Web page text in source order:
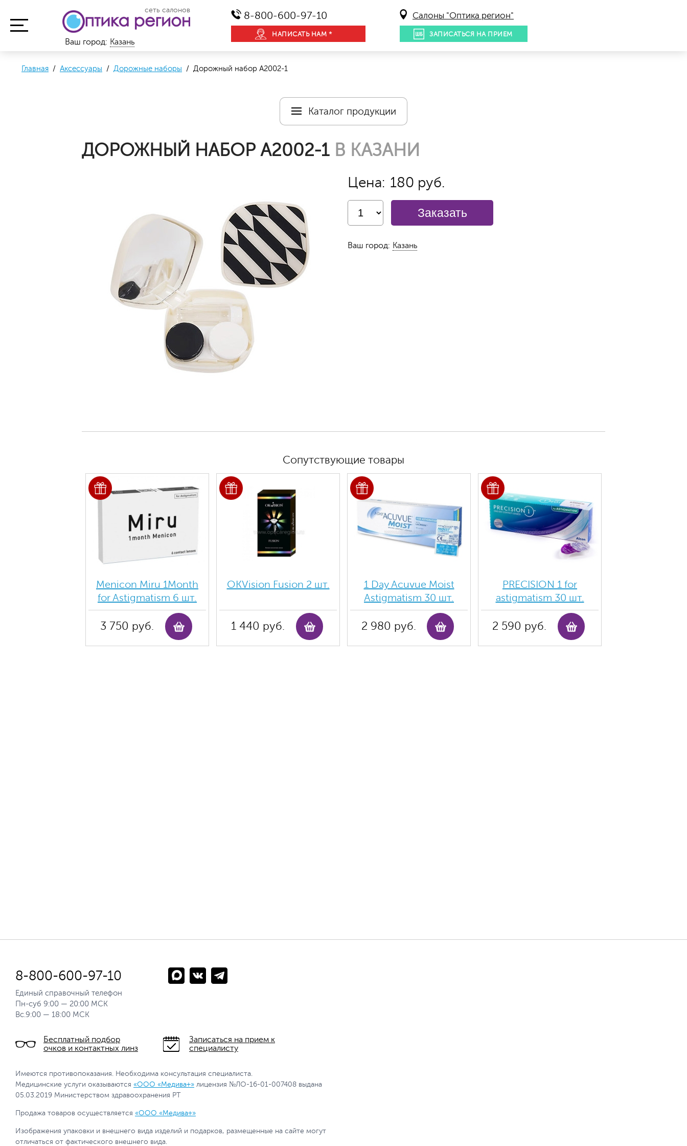
сеть салонов 8-800-600-97-10
НАПИСАТЬ НАМ *
Салоны "Оптика регион"
ЗАПИСАТЬСЯ НА ПРИЕМ
Ваш город: Казань
Главная / Аксессуары / Дорожные наборы / Дорожный набор А2002-1
Каталог продукции
ДОРОЖНЫЙ НАБОР А2002-1 В КАЗАНИ
Цена: 180 руб.
Заказать
Ваш город: Казань
Сопутствующие товары
Menicon Miru 1Month
for Astigmatism 6 шт.
3 750 руб.
OKVision Fusion 2 шт.
1 440 руб.
1 Day Acuvue Moist
Аstigmatism 30 шт.
2 980 руб.
PRECISION 1 for
astigmatism 30 шт.
2 590 руб.
8-800-600-97-10
Единый справочный телефон
Пн-суб 9:00 — 20:00 МСК
Вс.9:00 — 18:00 МСК
Бесплатный подбор
очков и контактных линз
Записаться на прием к
специалисту
Имеются противопоказания. Необходима консультация специалиста.
Медицинские услуги оказываются «ООО «Медива+» лицензия №ЛО-16-01-007408 выдана
05.03.2019 Министерством здравоохранения РТ
Продажа товаров осуществляется «ООО «Медива+»
Изображения упаковки и внешнего вида изделий и подарков, размещенные на сайте могут
отличаться от фактического внешнего вида.